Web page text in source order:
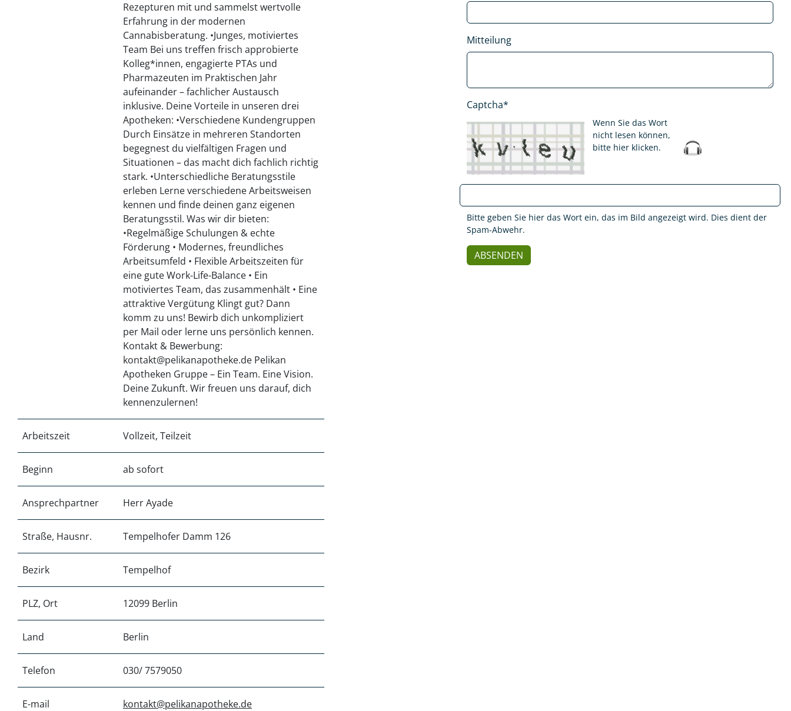
Rezepturen mit und sammelst wertvolle
Erfahrung in der modernen
Cannabisberatung. •Junges, motiviertes
Team Bei uns treffen frisch approbierte
Kolleg*innen, engagierte PTAs und
Pharmazeuten im Praktischen Jahr
aufeinander – fachlicher Austausch
inklusive. Deine Vorteile in unseren drei
Apotheken: •Verschiedene Kundengruppen
Durch Einsätze in mehreren Standorten
begegnest du vielfältigen Fragen und
Situationen – das macht dich fachlich richtig
stark. •Unterschiedliche Beratungsstile
erleben Lerne verschiedene Arbeitsweisen
kennen und finde deinen ganz eigenen
Beratungsstil. Was wir dir bieten:
•Regelmäßige Schulungen & echte
Förderung • Modernes, freundliches
Arbeitsumfeld • Flexible Arbeitszeiten für
eine gute Work-Life-Balance • Ein
motiviertes Team, das zusammenhält • Eine
attraktive Vergütung Klingt gut? Dann
komm zu uns! Bewirb dich unkompliziert
per Mail oder lerne uns persönlich kennen.
Kontakt & Bewerbung:
kontakt@pelikanapotheke.de Pelikan
Apotheken Gruppe – Ein Team. Eine Vision.
Deine Zukunft. Wir freuen uns darauf, dich
kennenzulernen!
Arbeitszeit Vollzeit, Teilzeit
Beginn ab sofort
Ansprechpartner Herr Ayade
Straße, Hausnr. Tempelhofer Damm 126
Bezirk Tempelhof
PLZ, Ort 12099 Berlin
Land Berlin
Telefon 030/ 7579050
E-mail kontakt@pelikanapotheke.de
Mitteilung
Captcha*
Wenn Sie das Wort
nicht lesen können,
bitte hier klicken.
Bitte geben Sie hier das Wort ein, das im Bild angezeigt wird. Dies dient der
Spam-Abwehr.